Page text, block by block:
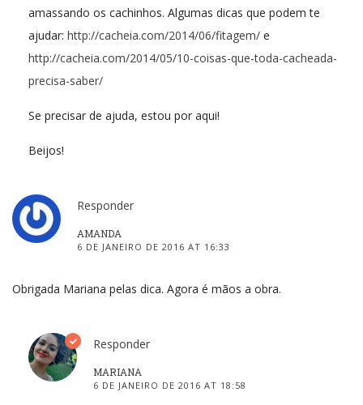
amassando os cachinhos. Algumas dicas que podem te
ajudar: http://cacheia.com/2014/06/fitagem/ e
http://cacheia.com/2014/05/10-coisas-que-toda-cacheada-
precisa-saber/
Se precisar de ajuda, estou por aqui!
Beijos!
Responder
AMANDA
6 DE JANEIRO DE 2016 AT 16:33
Obrigada Mariana pelas dica. Agora é mãos a obra.
Responder
MARIANA
6 DE JANEIRO DE 2016 AT 18:58